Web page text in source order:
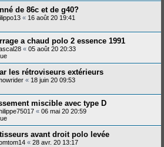
de 86c et de g40?
« 16 août 20 19:41
a chaud polo 2 essence 1991
« 05 août 20 20:33
les rétroviseurs extérieurs
« 18 juin 20 09:53
miscible avec type D
« 06 mai 20 20:59
avant droit polo levée
« 28 avr. 20 13:17